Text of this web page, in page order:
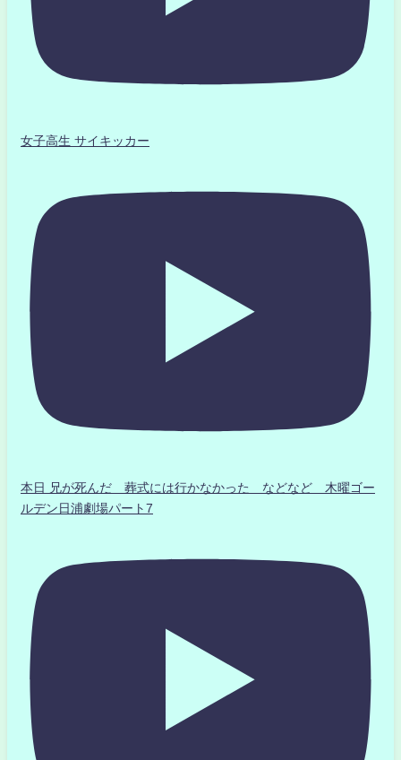
女子高生 サイキッカー
本日 兄が死んだ 葬式には行かなかった などなど 木曜ゴー
ルデン日浦劇場パート7